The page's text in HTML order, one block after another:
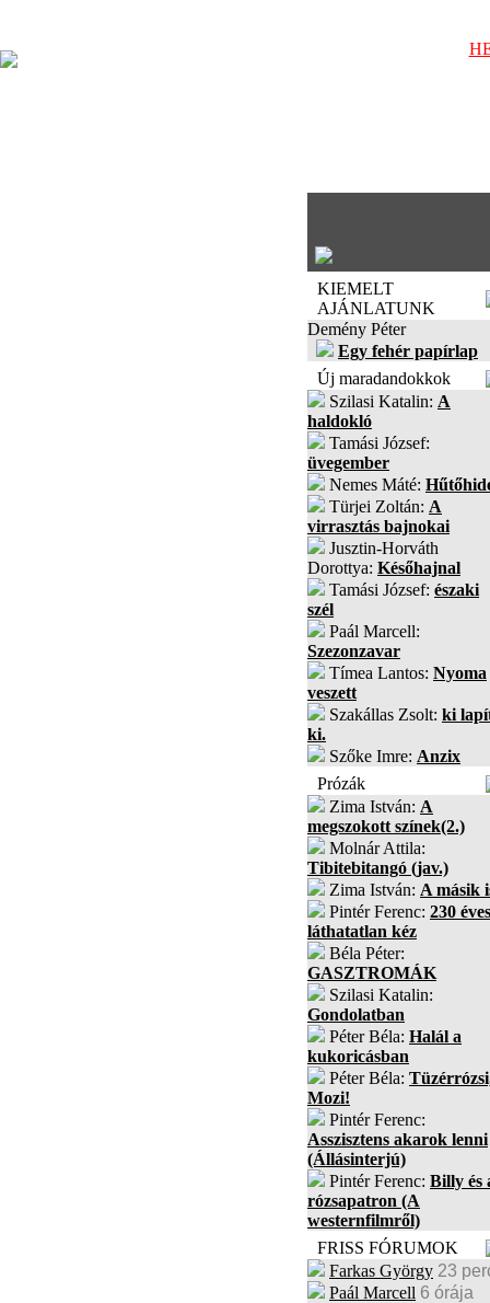
KIEMELT
AJÁNLATUNK
Demény Péter
Egy fehér papírlap
Új maradandokkok
Szilasi Katalin: A
haldokló
Tamási József:
üvegember
Nemes Máté:
Türjei Zoltán: A
virrasztás bajnokai
Jusztin-Horváth
Dorottya: Későhajnal
Tamási József: északi
szél
Paál Marcell:
Szezonzavar
Tímea Lantos: Nyoma
veszett
Szakállas Zsolt: ki
ki.
Szőke Imre: Anzix
Prózák
Zima István: A
megszokott színek(2.)
Molnár Attila:
Tibitebitangó (jav.)
Zima István: A másik
Pintér Ferenc: 230
láthatatlan kéz
Béla Péter:
GASZTROMÁK
Szilasi Katalin:
Gondolatban
Péter Béla: Halál a
kukoricásban
Péter Béla:
Mozi!
Pintér Ferenc:
Asszisztens akarok lenni
(Állásinterjú)
Pintér Ferenc: Billy és
rózsapatron (A
westernfilmről)
FRISS FÓRUMOK
Farkas György 23
Paál Marcell 6 órája